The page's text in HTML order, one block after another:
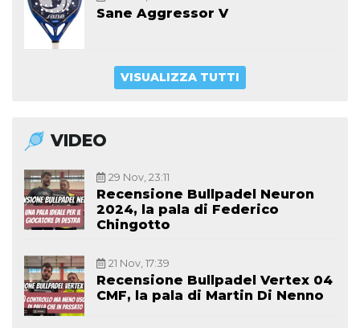
Sane Aggressor V
VISUALIZZA TUTTI
VIDEO
29 Nov, 23:11
Recensione Bullpadel Neuron
2024, la pala di Federico
Chingotto
21 Nov, 17:39
Recensione Bullpadel Vertex 04
CMF, la pala di Martin Di Nenno